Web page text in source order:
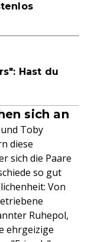
Hast du
sich an
Toby
diese
sich die Paare
so gut
Von
Ruhepol,
ehrgeizige